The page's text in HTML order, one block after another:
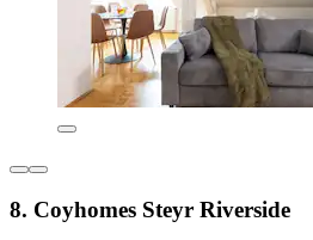
8. Coyhomes Steyr Riverside